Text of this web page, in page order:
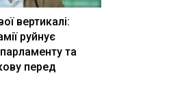
вертикалі:
руйнує
та
перед